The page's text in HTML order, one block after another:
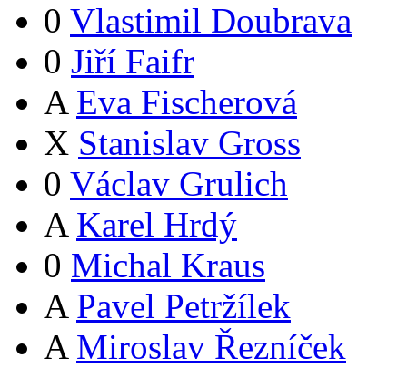
0 Vlastimil Doubrava
0 Jiří Faifr
A Eva Fischerová
X Stanislav Gross
0 Václav Grulich
A Karel Hrdý
0 Michal Kraus
A Pavel Petržílek
A Miroslav Řezníček